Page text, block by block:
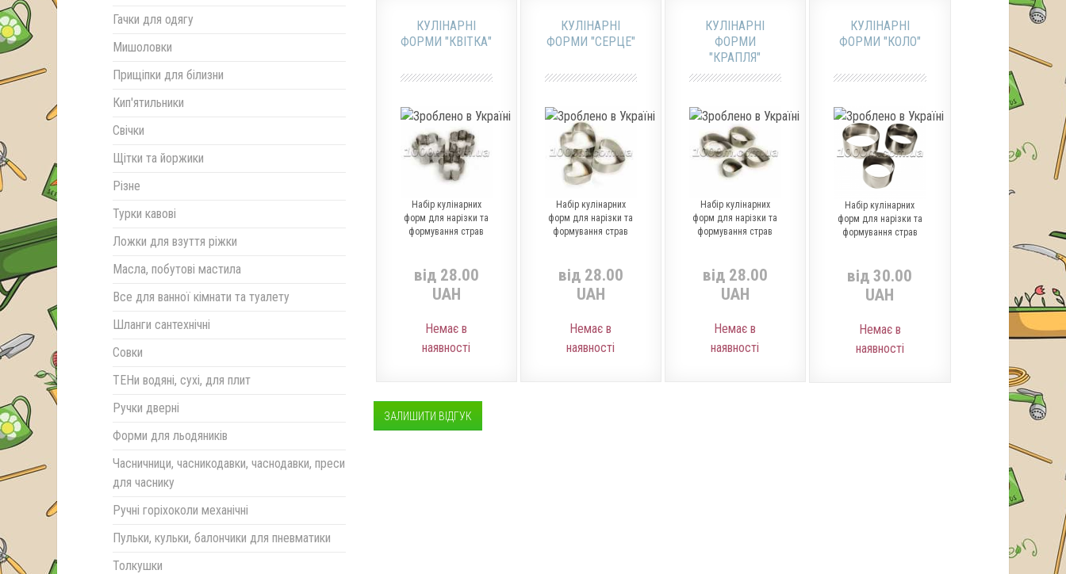
КУЛІНАРНІ
ФОРМИ "КВІТКА"
Набір кулінарних
форм для нарізки та
формування страв
від 28.00
UAH
Немає в
наявності
КУЛІНАРНІ
ФОРМИ "СЕРЦЕ"
Набір кулінарних
форм для нарізки та
формування страв
від 28.00
UAH
Немає в
наявності
КУЛІНАРНІ
ФОРМИ
"КРАПЛЯ"
Набір кулінарних
форм для нарізки та
формування страв
від 28.00
UAH
Немає в
наявності
КУЛІНАРНІ
ФОРМИ "КОЛО"
Набір кулінарних
форм для нарізки та
формування страв
від 30.00
UAH
Немає в
наявності
ЗАЛИШИТИ ВІДГУК
Гачки для одягу
Мишоловки
Прищіпки для білизни
Кип'ятильники
Свічки
Щітки та йоржики
Різне
Турки кавові
Ложки для взуття ріжки
Масла, побутові мастила
Все для ванної кімнати та туалету
Шланги сантехнічні
Совки
ТЕНи водяні, сухі, для плит
Ручки дверні
Форми для льодяників
Часничници, часникодавки, часнодавки, преси
для часнику
Ручні горіхоколи механічні
Пульки, кульки, балончики для пневматики
Толкушки